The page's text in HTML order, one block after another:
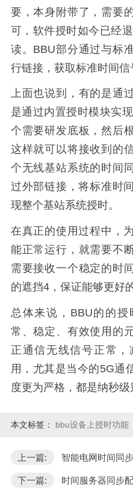
要，本身附带了，需要
可，软件授时如今已经
读。BBU部分通过与标
行链接，获取标准时间信
上面也说到，有的是通
是通过内置授时模块实
个需要研发底板，然后
这样就可以将接收到的
个无线基站系统的时间
过外部链接，将标准时
现整个基站系统授时。
在真正的使用过程中，
能正常运行，就需要不
需要接收一个稳定的时
的遮挡4，保证能够更好
总体来说，BBU的的
常、稳定、有效使用的
正通信无线信号正常
用，尤其是当今的5G通
度更为严格，都是纳秒级
本文标签： bbu设备上授时功能
上一篇: 智能电网时间同步
下一篇: 时间服务器同步